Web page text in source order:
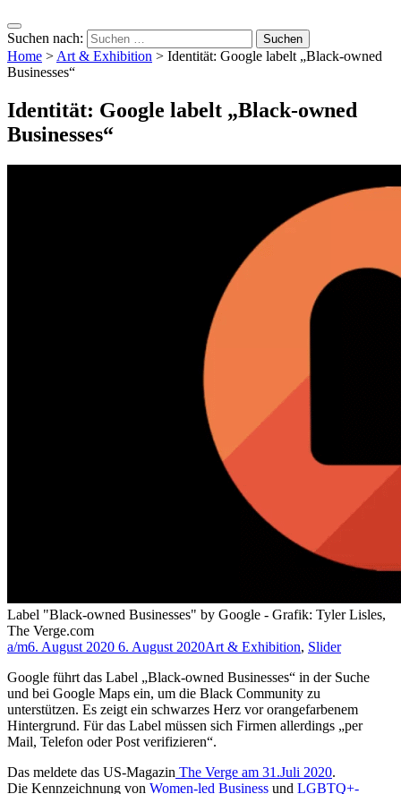
Suchen nach:
Home >Art & Exhibition > Identität: Google labelt „Black-owned
Businesses“
Identität: Google labelt „Black-owned
Businesses“
Label "Black-owned Businesses" by Google - Grafik: Tyler Lisles,
The Verge.com
a/m6. August 2020 6. August 2020Art & Exhibition, Slider
Google führt das Label „Black-owned Businesses“ in der Suche
und bei Google Maps ein, um die Black Community zu
unterstützen. Es zeigt ein schwarzes Herz vor orangefarbenem
Hintergrund. Für das Label müssen sich Firmen allerdings „per
Mail, Telefon oder Post verifizieren“.
Das meldete das US-Magazin The Verge am 31.Juli 2020.
Die Kennzeichnung von Women-led Business und LGBTQ+-